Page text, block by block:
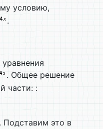
условию,
.
. Общее решение
части: :
. Подставим это в